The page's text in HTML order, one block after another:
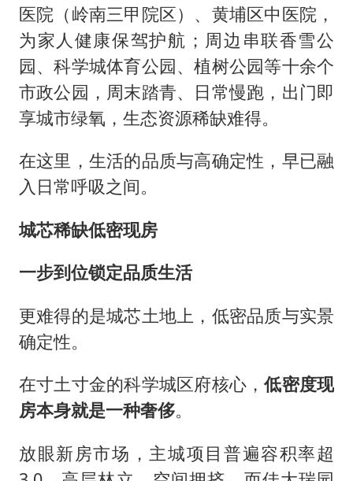
医院（岭南三甲院区）、黄埔区中医院，
为家人健康保驾护航；周边串联香雪公
园、科学城体育公园、植树公园等十余个
市政公园，周末踏青、日常慢跑，出门即
享城市绿氧，生态资源稀缺难得。
在这里，生活的品质与高确定性，早已融
入日常呼吸之间。
城芯稀缺低密现房
一步到位锁定品质生活
更难得的是城芯土地上，低密品质与实景
确定性。
在寸土寸金的科学城区府核心，低密度现
房本身就是一种奢侈。
放眼新房市场，主城项目普遍容积率超